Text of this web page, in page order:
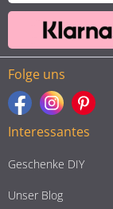
Folge uns
Interessantes
Geschenke DIY
Unser Blog